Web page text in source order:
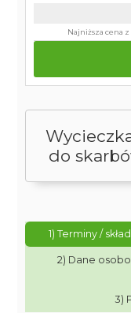
do
1) Terminy /
2) Dane
3)
Najniższa cena